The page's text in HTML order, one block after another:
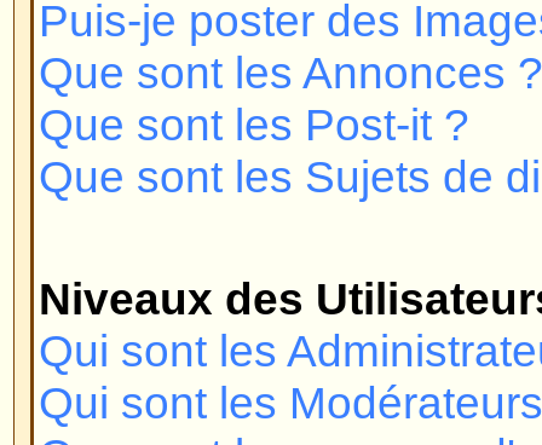
Messagerie Privée
Je ne peux pas envoyer de
Je continue de recevoir des
désirés !
J'ai reçu un e-mail abusif ou de
phpBB 2
Qui a écrit ce forum ?
Pourquoi la fonction X n'est pas
Qui dois-je contacter à propos